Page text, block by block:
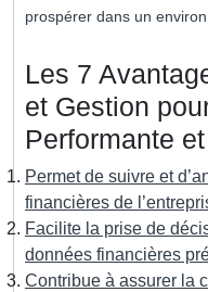
prospérer dans un
Les 7
et Gestion
Performante
Permet de suivre et
financières de
Facilite la prise de
données financières
Contribue à assurer la